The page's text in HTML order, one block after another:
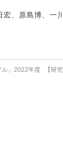
、原島博、一
」2022年度
【研